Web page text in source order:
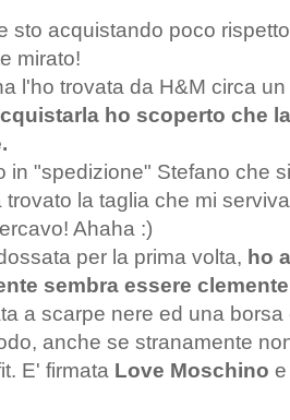
sto acquistando poco
mirato!
l'ho trovata da H&M circa
ho scoperto che
in "spedizione" Stefano che
trovato la taglia che mi
Ahaha :)
per la prima volta, ho
sembra essere
a scarpe nere ed una
anche se stranamente
E' firmata Love Moschino